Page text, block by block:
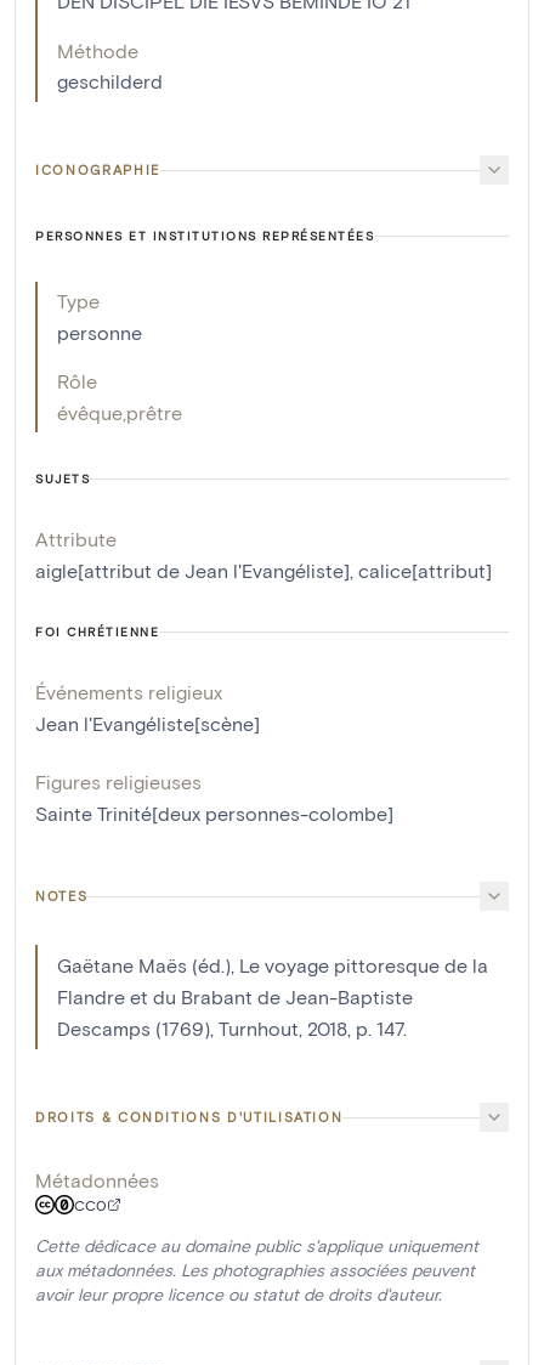
Méthode
geschilderd
ICONOGRAPHIE
PERSONNES ET INSTITUTIONS REPRÉSENTÉES
Type
personne
Rôle
évêque prêtre
SUJETS
Attribute
aigle[attribut de Jean l'Evangéliste], calice[attribut]
FOI CHRÉTIENNE
Événements religieux
Jean l'Evangéliste[scène]
Figures religieuses
Sainte Trinité[deux personnes-colombe]
NOTES
Gaëtane Maës (éd.), Le voyage pittoresque de la
Flandre et du Brabant de Jean-Baptiste
Descamps (1769), Turnhout, 2018, p. 147.
DROITS & CONDITIONS D'UTILISATION
Métadonnées
CC0
Cette dédicace au domaine public s'applique uniquement
aux métadonnées. Les photographies associées peuvent
avoir leur propre licence ou statut de droits d'auteur.